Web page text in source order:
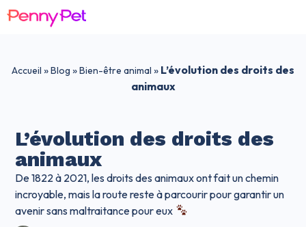
Accueil »Blog »Bien-être animal » L’évolution des droits des
animaux
L’évolution des droits des
animaux
De 1822 à 2021, les droits des animaux ont fait un chemin
incroyable, mais la route reste à parcourir pour garantir un
avenir sans maltraitance pour eux